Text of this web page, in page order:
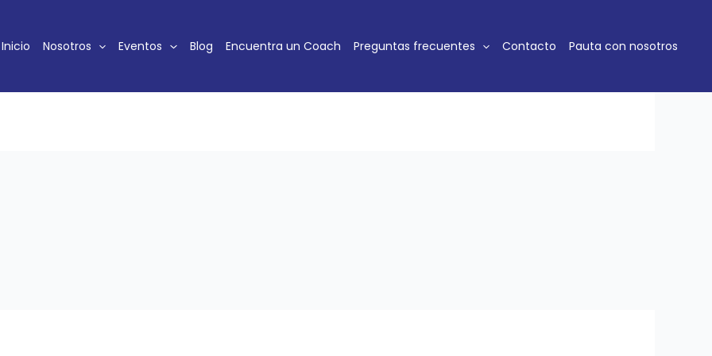
Inicio Nosotros Eventos Blog Encuentra un Coach Preguntas frecuentes Contacto Pauta con nosotros